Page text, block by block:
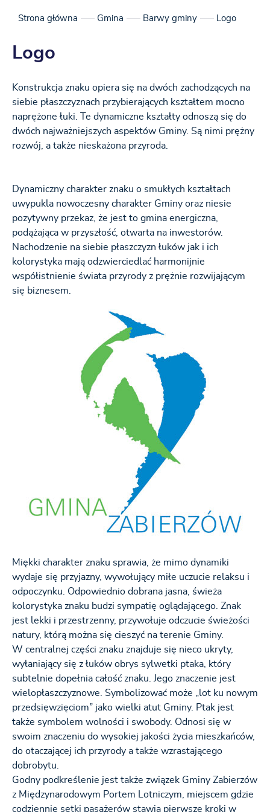
Strona główna Gmina Barwy gminy Logo
Logo
Konstrukcja znaku opiera się na dwóch zachodzących na
siebie płaszczyznach przybierających kształtem mocno
naprężone łuki. Te dynamiczne kształty odnoszą się do
dwóch najważniejszych aspektów Gminy. Są nimi prężny
rozwój, a także nieskażona przyroda.
Dynamiczny charakter znaku o smukłych kształtach
uwypukla nowoczesny charakter Gminy oraz niesie
pozytywny przekaz, że jest to gmina energiczna,
podążająca w przyszłość, otwarta na inwestorów.
Nachodzenie na siebie płaszczyzn łuków jak i ich
kolorystyka mają odzwierciedlać harmonijnie
współistnienie świata przyrody z prężnie rozwijającym
się biznesem.
Miękki charakter znaku sprawia, że mimo dynamiki
wydaje się przyjazny, wywołujący miłe uczucie relaksu i
odpoczynku. Odpowiednio dobrana jasna, świeża
kolorystyka znaku budzi sympatię oglądającego. Znak
jest lekki i przestrzenny, przywołuje odczucie świeżości
natury, którą można się cieszyć na terenie Gminy.
W centralnej części znaku znajduje się nieco ukryty,
wyłaniający się z łuków obrys sylwetki ptaka, który
subtelnie dopełnia całość znaku. Jego znaczenie jest
wielopłaszczyznowe. Symbolizować może „lot ku nowym
przedsięwzięciom” jako wielki atut Gminy. Ptak jest
także symbolem wolności i swobody. Odnosi się w
swoim znaczeniu do wysokiej jakości życia mieszkańców,
do otaczającej ich przyrody a także wzrastającego
dobrobytu.
Godny podkreślenie jest także związek Gminy Zabierzów
z Międzynarodowym Portem Lotniczym, miejscem gdzie
codziennie setki pasażerów stawia pierwsze kroki w